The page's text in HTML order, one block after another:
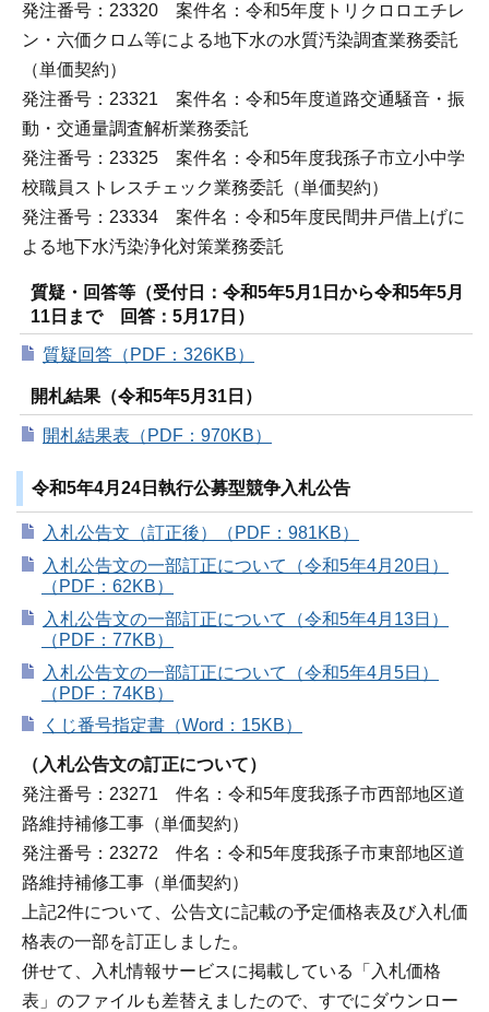
発注番号：23320 案件名：令和5年度トリクロロエチレ
ン・六価クロム等による地下水の水質汚染調査業務委託
（単価契約）
発注番号：23321 案件名：令和5年度道路交通騒音・振
動・交通量調査解析業務委託
発注番号：23325 案件名：令和5年度我孫子市立小中学
校職員ストレスチェック業務委託（単価契約）
発注番号：23334 案件名：令和5年度民間井戸借上げに
よる地下水汚染浄化対策業務委託
質疑・回答等（受付日：令和5年5月1日から令和5年5月
11日まで 回答：5月17日）
質疑回答（PDF：326KB）
開札結果（令和5年5月31日）
開札結果表（PDF：970KB）
令和5年4月24日執行公募型競争入札公告
入札公告文（訂正後）（PDF：981KB）
入札公告文の一部訂正について（令和5年4月20日）
（PDF：62KB）
入札公告文の一部訂正について（令和5年4月13日）
（PDF：77KB）
入札公告文の一部訂正について（令和5年4月5日）
（PDF：74KB）
くじ番号指定書（Word：15KB）
（入札公告文の訂正について）
発注番号：23271 件名：令和5年度我孫子市西部地区道
路維持補修工事（単価契約）
発注番号：23272 件名：令和5年度我孫子市東部地区道
路維持補修工事（単価契約）
上記2件について、公告文に記載の予定価格表及び入札価
格表の一部を訂正しました。
併せて、入札情報サービスに掲載している「入札価格
表」のファイルも差替えましたので、すでにダウンロー